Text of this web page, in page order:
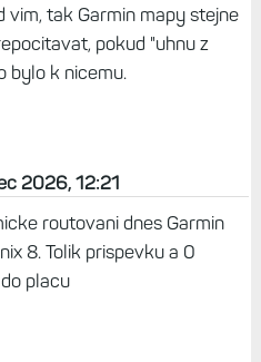
vim, tak Garmin mapy stejne
pokud "uhnu z
bylo k nicemu.
2026, 12:21
routovani dnes Garmin
8. Tolik prispevku a 0
placu